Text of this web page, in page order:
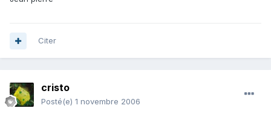
Citer
cristo
Posté(e) 1 novembre 2006